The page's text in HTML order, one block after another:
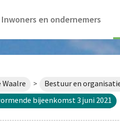
Inwoners en ondernemers
> Bestuur en
bijeenkomst 3 juni 2021